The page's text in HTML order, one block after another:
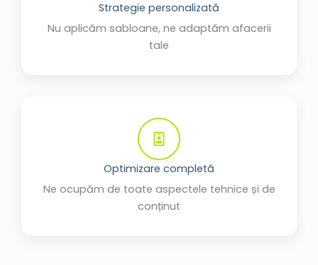
Strategie personalizată
Nu aplicăm sabloane, ne adaptăm afacerii
tale
Optimizare completă
Ne ocupăm de toate aspectele tehnice și de
conținut